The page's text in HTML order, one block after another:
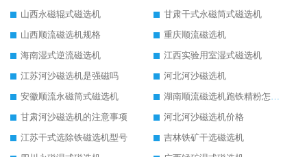
山西永磁辊式磁选机
甘肃干式永磁筒式磁选机
山西顺流磁选机规格
重庆顺流磁选机
海南湿式逆流磁选机
江西实验用室湿式磁选机
江苏河沙磁选机是强磁吗
河北河沙磁选机
安徽顺流永磁筒式磁选机
湖南顺流磁选机跑铁精粉怎么处理
甘肃河沙磁选机的注意事项
河北河沙磁选机价格
江苏干式选除铁磁选机型号
吉林铁矿干选磁选机